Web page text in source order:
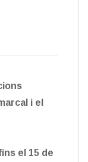
i el
el 15 de